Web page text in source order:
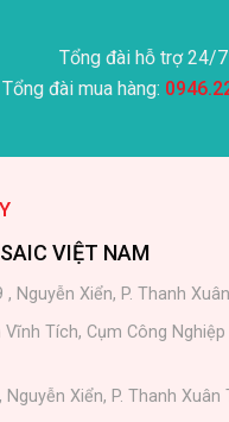
Tổng đài hỗ trợ 24/7
Tổng đài mua hàng:
VIỆT NAM
Nguyễn Xiển, P. Thanh
Vĩnh Tích, Cụm Công
Nguyễn Xiển, P. Thanh Xuân